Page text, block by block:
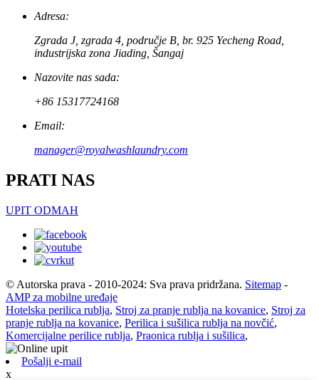
Adresa:
Zgrada J, zgrada 4, područje B, br. 925 Yecheng Road,
industrijska zona Jiading, Šangaj
Nazovite nas sada:
+86 15317724168
Email:
manager@royalwashlaundry.com
PRATI NAS
UPIT ODMAH
© Autorska prava - 2010-2024: Sva prava pridržana. Sitemap -
AMP za mobilne uređaje
Hotelska perilica rublja, Stroj za pranje rublja na kovanice, Stroj za
pranje rublja na kovanice, Perilica i sušilica rublja na novčić,
Komercijalne perilice rublja, Praonica rublja i sušilica,
Pošalji e-mail
x